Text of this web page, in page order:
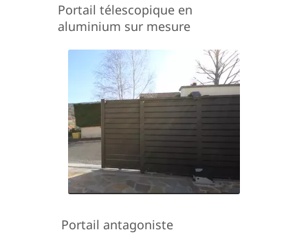
Portail télescopique en
aluminium sur mesure
Portail antagoniste